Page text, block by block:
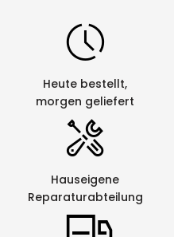
Heute bestellt,
morgen geliefert
Hauseigene
Reparaturabteilung